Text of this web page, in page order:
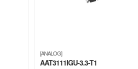
[ANALOG]
AAT3111IGU-3.3-T1